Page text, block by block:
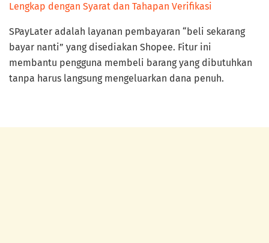
Lengkap dengan Syarat dan Tahapan Verifikasi
SPayLater adalah layanan pembayaran “beli sekarang
bayar nanti” yang disediakan Shopee. Fitur ini
membantu pengguna membeli barang yang dibutuhkan
tanpa harus langsung mengeluarkan dana penuh.